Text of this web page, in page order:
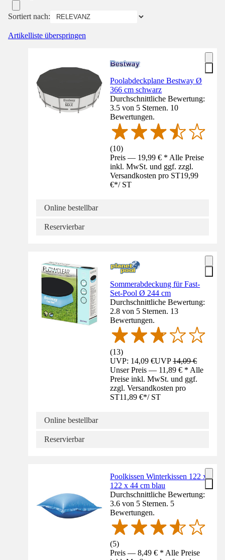
Sortiert nach:
Artikelliste überspringen
Poolabdeckplane Bestway Ø
366 cm schwarz
Durchschnittliche Bewertung:
3.5 von 5 Sternen. 10
Bewertungen.
(10)
Preis — 19,99 € * Alle Preise
inkl. MwSt. und ggf. zzgl.
Versandkosten pro ST19,99
€*/ ST
Online bestellbar
Reservierbar
Sommerabdeckung für Fast-
Set-Pool Ø 244 cm
Durchschnittliche Bewertung:
2.8 von 5 Sternen. 13
Bewertungen.
(13)
UVP: 14,09 €UVP14,09 €
Unser Preis — 11,89 € * Alle
Preise inkl. MwSt. und ggf.
zzgl. Versandkosten pro
ST11,89 €*/ ST
Online bestellbar
Reservierbar
Poolkissen Winterkissen 122 x
122 x 44 cm blau
Durchschnittliche Bewertung:
3.6 von 5 Sternen. 5
Bewertungen.
(5)
Preis — 8,49 € * Alle Preise